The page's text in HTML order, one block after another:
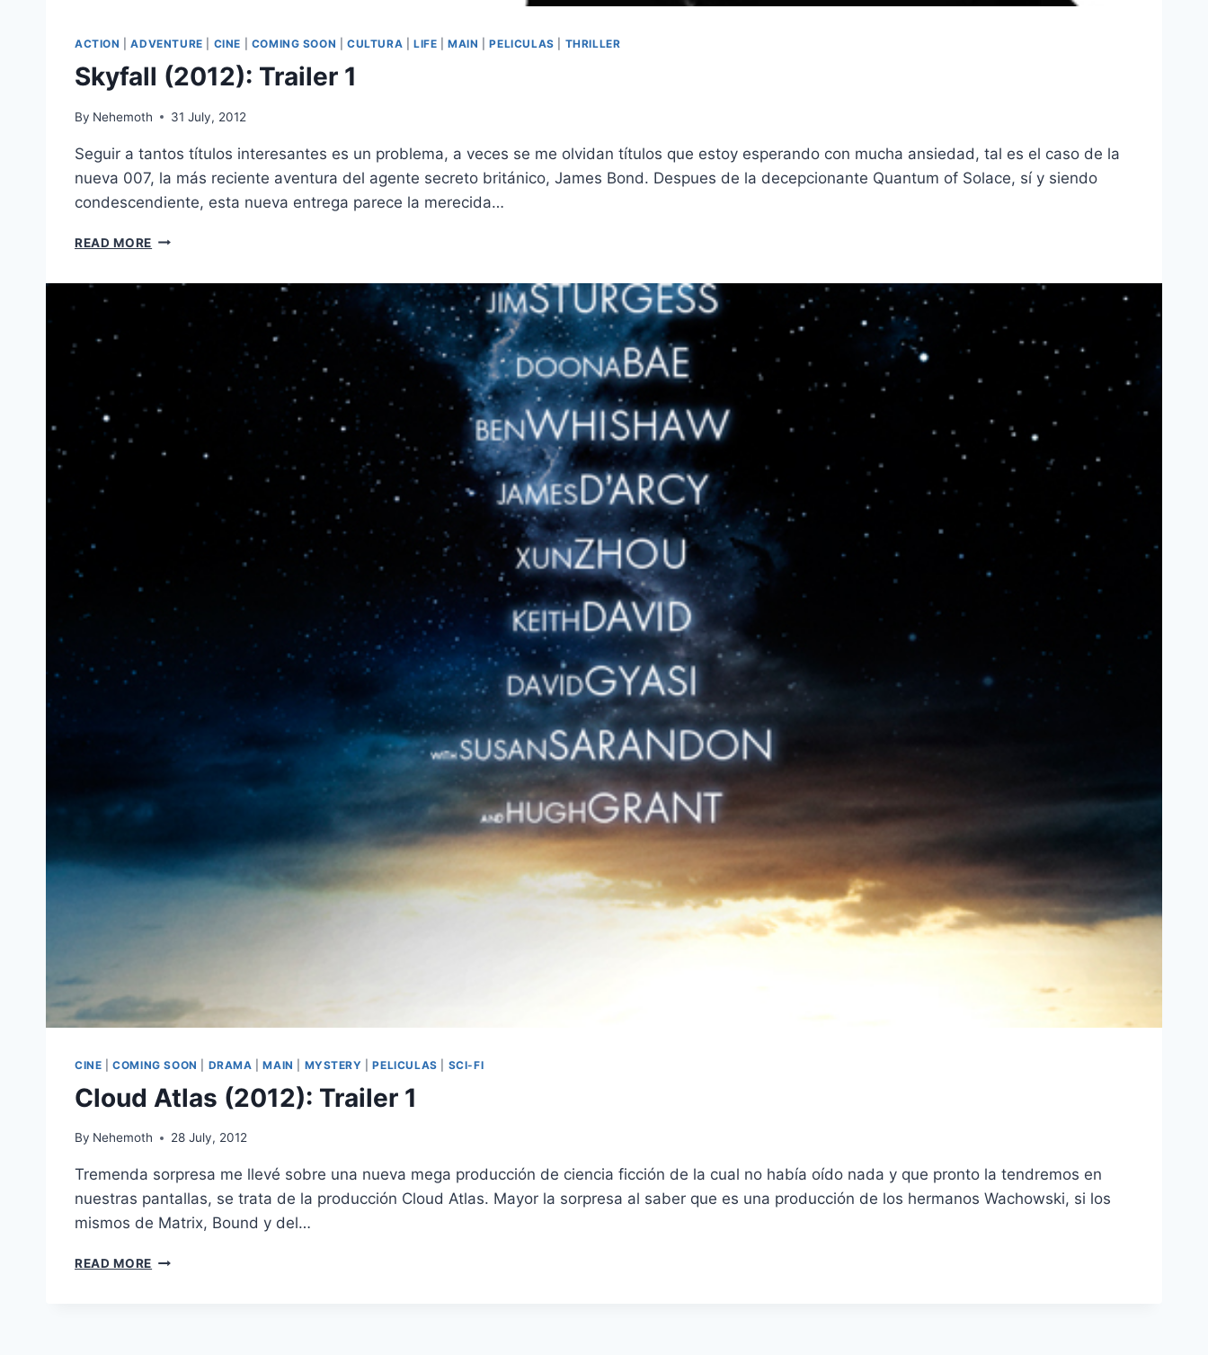
ACTION |ADVENTURE CINE COMING SOON |CULTURA |LIFE |MAIN |PELICULAS THRILLER
Skyfall (2012): Trailer 1
By Nehemoth 31 July, 2012
Seguir a tantos títulos interesantes es un problema, a veces se me olvidan títulos que estoy esperando con mucha ansiedad, tal es el caso de la
nueva 007, la más reciente aventura del agente secreto británico, James Bond. Despues de la decepcionante Quantum of Solace, sí y siendo
condescendiente, esta nueva entrega parece la merecida…
READ MORE SKYFALL
CINE |COMING SOON DRAMA |MAIN MYSTERY |PELICULAS SCI-FI
Cloud Atlas (2012): Trailer 1
By Nehemoth 28 July, 2012
Tremenda sorpresa me llevé sobre una nueva mega producción de ciencia ficción de la cual no había oído nada y que pronto la tendremos en
nuestras pantallas, se trata de la producción Cloud Atlas. Mayor la sorpresa al saber que es una producción de los hermanos Wachowski, si los
mismos de Matrix, Bound y del…
READ MORE CLOUD